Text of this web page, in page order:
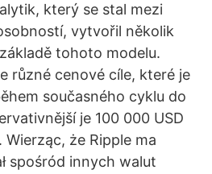
který se stal mezi
vytvořil několik
tohoto modelu.
různé cenové cíle, které je
současného cyklu do
je 100 000 USD
że Ripple ma
spośród innych walut